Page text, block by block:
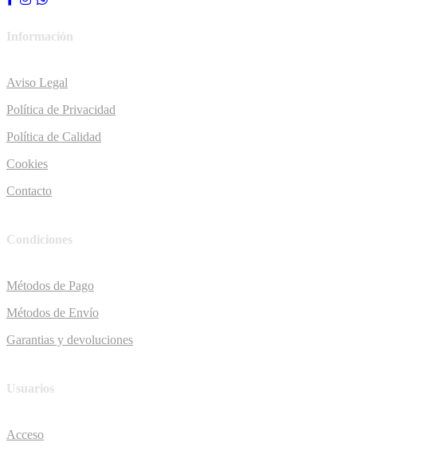
Información
Aviso Legal
Política de Privacidad
Política de Calidad
Cookies
Contacto
Condiciones
Métodos de Pago
Métodos de Envío
Garantias y devoluciones
Usuarios
Acceso